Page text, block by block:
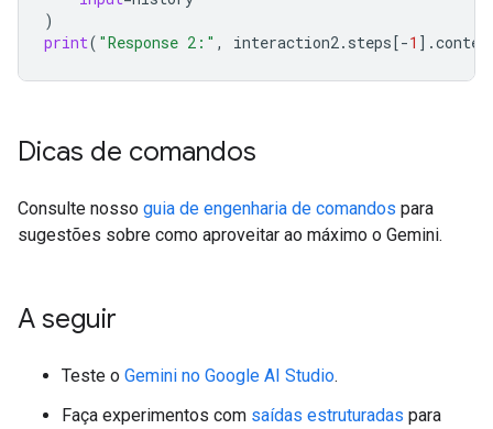
)
print( "Response 2:" , interaction2. steps[-1 ] .
Dicas de comandos
Consulte nosso guia de engenharia de comandos para
sugestões sobre como aproveitar ao máximo o Gemini.
A seguir
Teste o Gemini no Google AI Studio.
Faça experimentos com saídas estruturadas para